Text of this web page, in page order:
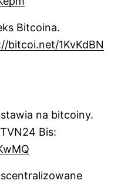
Bitcoina.
bitcoi.net/1KvKdBN
na bitcoiny.
Bis: